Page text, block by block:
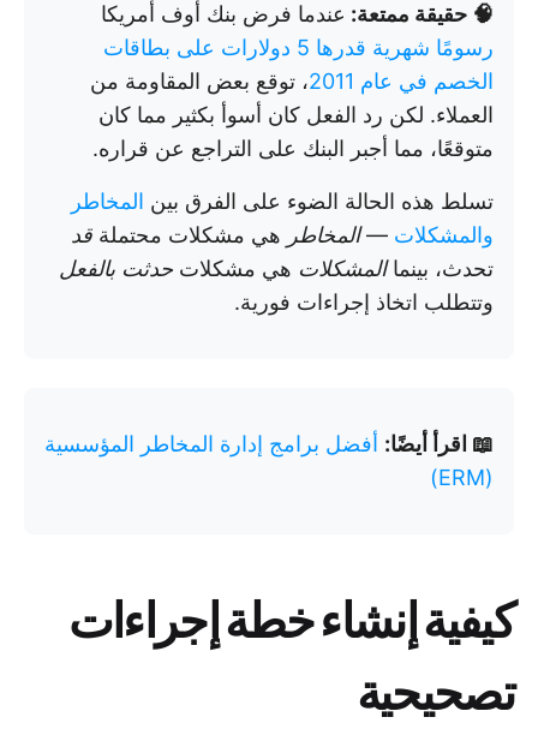
🧠 حقيقة ممتعة: عندما فرض بنك أوف أمريكا
رسومًا شهرية قدرها 5 دولارات على بطاقات
الخصم في عام 2011
، توقع بعض المقاومة من
العملاء. لكن رد الفعل كان أسوأ بكثير مما كان
متوقعًا، مما أجبر البنك على التراجع عن قراره.
تسلط هذه الحالة الضوء على الفرق بين المخاطر
والمشكلات —المخاطر هي مشكلات محتملة قد
تحدث، بينماالمشكلات هي مشكلات حدثت بالفعل
وتتطلب اتخاذ إجراءات فورية.
📖 اقرأ أيضًا: أفضل برامج إدارة المخاطر المؤسسية
(ERM)
كيفية إنشاء خطة إجراءات
تصحيحية